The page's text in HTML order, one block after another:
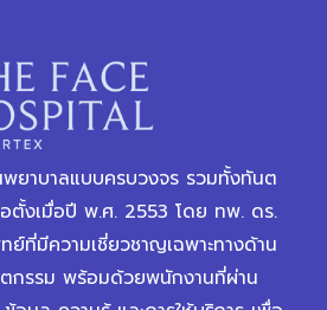
ยาบาลแบบครบวงจร รวมทั้งทันต
ตั้งเมื่อปี พ.ศ. 2553 โดย ทพ. ดร.
ที่มีความเชี่ยวชาญเฉพาะทางด้าน
กรรม พร้อมด้วยพนักงานที่ผ่าน